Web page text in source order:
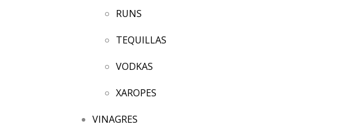
RUNS
TEQUILLAS
VODKAS
XAROPES
VINAGRES